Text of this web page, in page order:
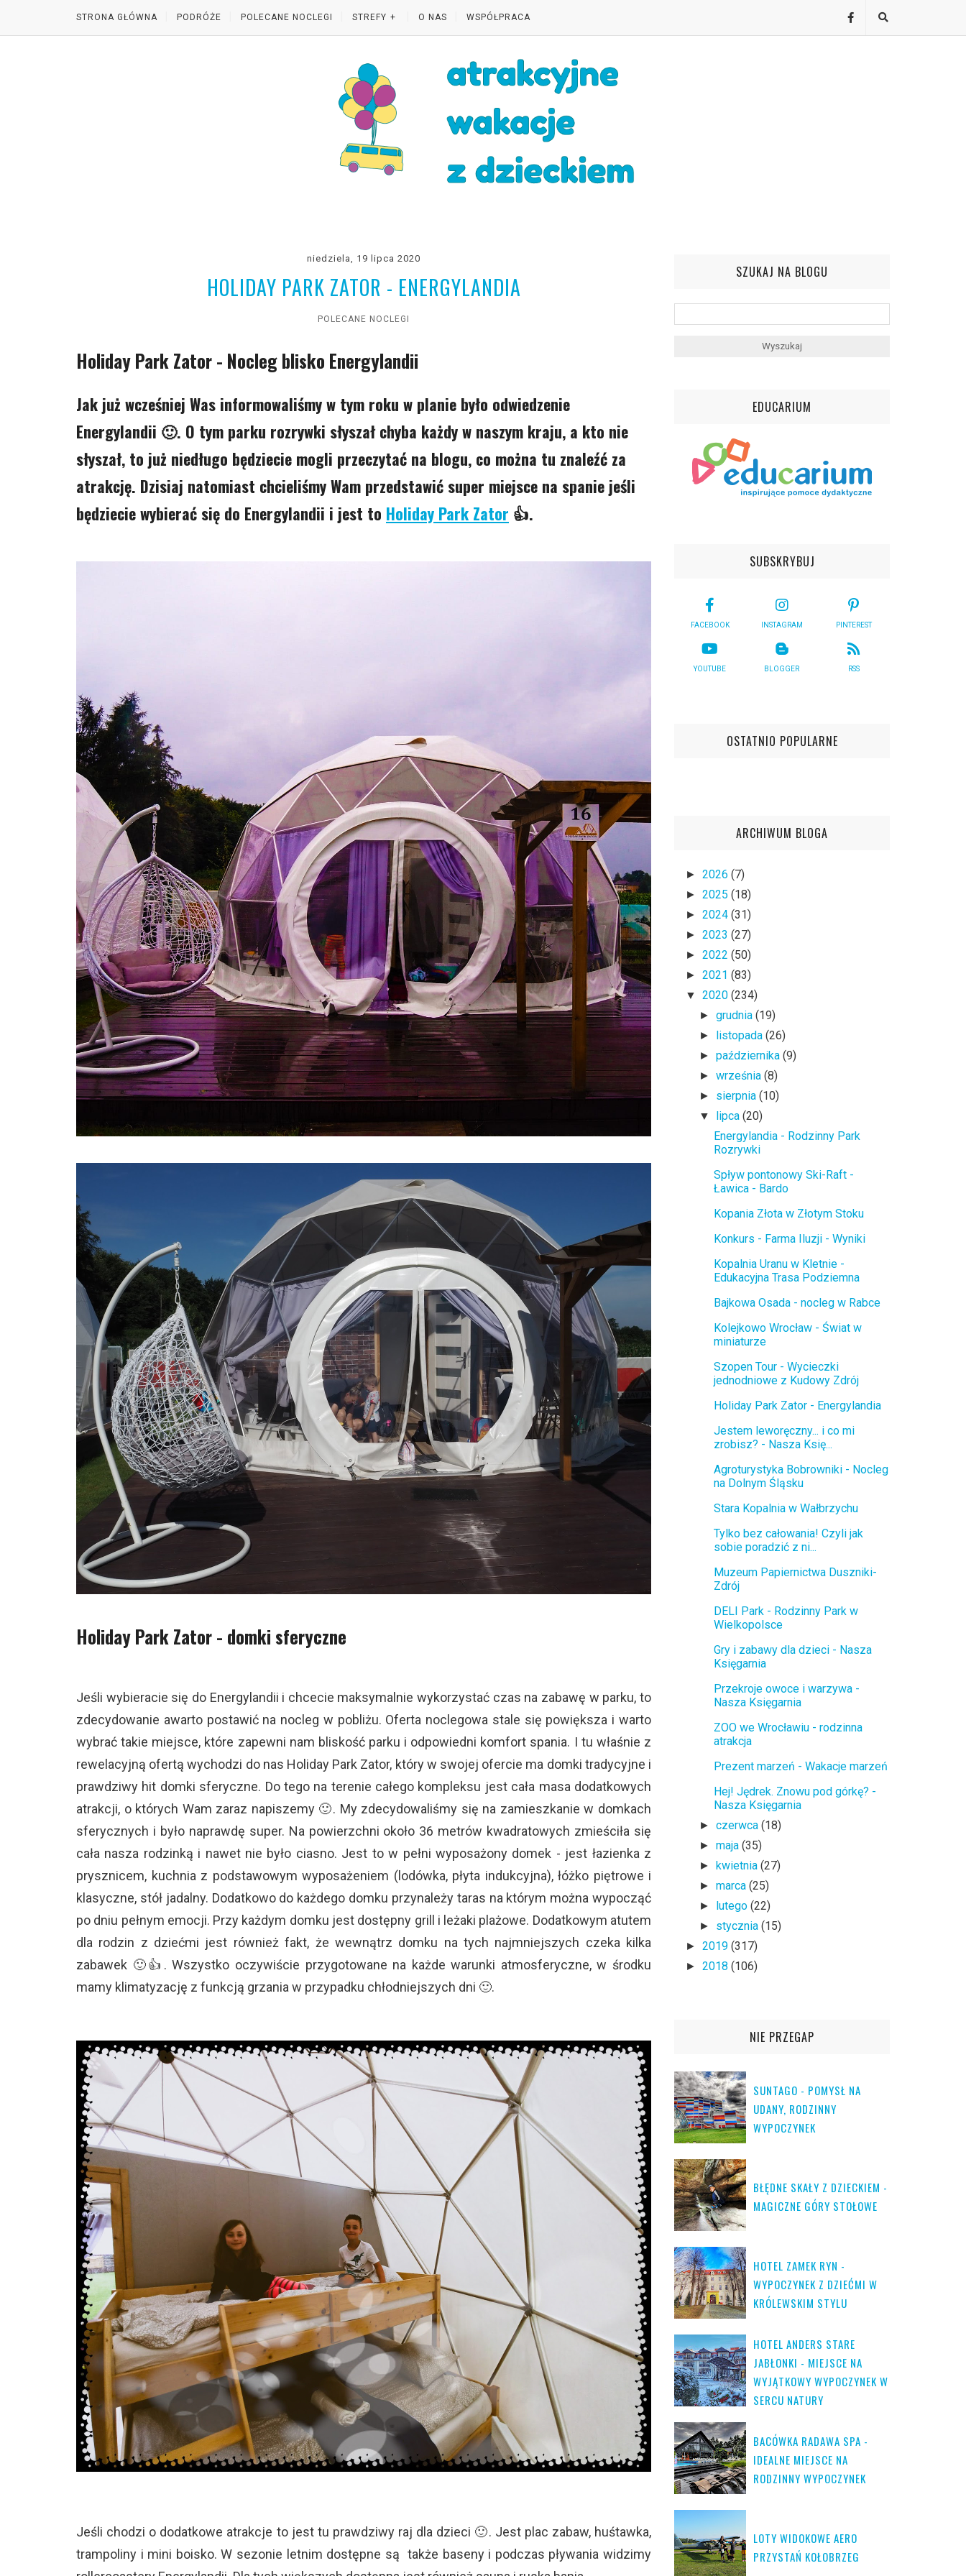
STRONA GŁÓWNA PODRÓŻE POLECANE NOCLEGI STREFY O NAS WSPÓŁPRACA
niedziela, 19 lipca 2020
HOLIDAY PARK ZATOR - ENERGYLANDIA
POLECANE NOCLEGI
Holiday Park Zator - Nocleg blisko Energylandii
Jak już wcześniej Was informowaliśmy w tym roku w planie było odwiedzenie
Energylandii 🙂. O tym parku rozrywki słyszał chyba każdy w naszym kraju, a kto nie
słyszał, to już niedługo będziecie mogli przeczytać na blogu, co można tu znaleźć za
atrakcję. Dzisiaj natomiast chcieliśmy Wam przedstawić super miejsce na spanie jeśli
będziecie wybierać się do Energylandii i jest to Holiday Park Zator 👍.
Holiday Park Zator - domki sferyczne
Jeśli wybieracie się do Energylandii i chcecie maksymalnie wykorzystać czas na zabawę w parku, to
zdecydowanie awarto postawić na nocleg w pobliżu. Oferta noclegowa stale się powiększa i warto
wybrać takie miejsce, które zapewni nam bliskość parku i odpowiedni komfort spania. I tu właśnie z
rewelacyjną ofertą wychodzi do nas Holiday Park Zator, który w swojej ofercie ma domki tradycyjne i
prawdziwy hit domki sferyczne. Do tego na terenie całego kompleksu jest cała masa dodatkowych
atrakcji, o których Wam zaraz napiszemy 🙂. My zdecydowaliśmy się na zamieszkanie w domkach
sferycznych i było naprawdę super. Na powierzchni około 36 metrów kwadratowych zmieściła się
cała nasza rodzinką i nawet nie było ciasno. Jest to w pełni wyposażony domek - jest łazienka z
prysznicem, kuchnia z podstawowym wyposażeniem (lodówka, płyta indukcyjna), łóżko piętrowe i
klasyczne, stół jadalny. Dodatkowo do każdego domku przynależy taras na którym można wypocząć
po dniu pełnym emocji. Przy każdym domku jest dostępny grill i leżaki plażowe. Dodatkowym atutem
dla rodzin z dziećmi jest również fakt, że wewnątrz domku na tych najmniejszych czeka kilka
zabawek 🙂👍. Wszystko oczywiście przygotowane na każde warunki atmosferyczne, w środku
mamy klimatyzację z funkcją grzania w przypadku chłodniejszych dni 🙂.
Jeśli chodzi o dodatkowe atrakcje to jest tu prawdziwy raj dla dzieci 🙂. Jest plac zabaw, huśtawka,
trampoliny i mini boisko. W sezonie letnim dostępne są także baseny i podczas pływania widzimy
SZUKAJ NA BLOGU
EDUCARIUM
SUBSKRYBUJ
FACEBOOK INSTAGRAM PINTEREST
YOUTUBE BLOGGER RSS
OSTATNIO POPULARNE
ARCHIWUM BLOGA
► 2026 (7)
► 2025 (18)
► 2024 (31)
► 2023 (27)
► 2022 (50)
► 2021 (83)
▼ 2020 (234)
►grudnia(19)
► listopada(26)
►października(9)
►września(8)
► sierpnia(10)
▼ lipca(20)
Energylandia - Rodzinny Park
Rozrywki
Spływ pontonowy Ski-Raft -
Ławica - Bardo
Kopania Złota w Złotym Stoku
Konkurs - Farma Iluzji - Wyniki
Kopalnia Uranu w Kletnie -
Edukacyjna Trasa Podziemna
Bajkowa Osada - nocleg w Rabce
Kolejkowo Wrocław - Świat w
miniaturze
Szopen Tour - Wycieczki
jednodniowe z Kudowy Zdrój
Holiday Park Zator - Energylandia
Jestem leworęczny... i co mi
zrobisz? - Nasza Księ...
Agroturystyka Bobrowniki - Nocleg
na Dolnym Śląsku
Stara Kopalnia w Wałbrzychu
Tylko bez całowania! Czyli jak
sobie poradzić z ni...
Muzeum Papiernictwa Duszniki-
Zdrój
DELI Park - Rodzinny Park w
Wielkopolsce
Gry i zabawy dla dzieci - Nasza
Księgarnia
Przekroje owoce i warzywa -
Nasza Księgarnia
ZOO we Wrocławiu - rodzinna
atrakcja
Prezent marzeń - Wakacje marzeń
Hej! Jędrek. Znowu pod górkę? -
Nasza Księgarnia
►czerwca(18)
►maja(35)
► kwietnia(27)
►marca(25)
► lutego(22)
► stycznia(15)
► 2019 (317)
► 2018 (106)
NIE PRZEGAP
SUNTAGO - POMYSŁ NA
UDANY, RODZINNY
WYPOCZYNEK
BŁĘDNE SKAŁY Z DZIECKIEM -
MAGICZNE GÓRY STOŁOWE
HOTEL ZAMEK RYN -
WYPOCZYNEK Z DZIEĆMI W
KRÓLEWSKIM STYLU
HOTEL ANDERS STARE
JABŁONKI - MIEJSCE NA
WYJĄTKOWY WYPOCZYNEK W
SERCU NATURY
BACÓWKA RADAWA SPA -
IDEALNE MIEJSCE NA
RODZINNY WYPOCZYNEK
LOTY WIDOKOWE AERO
PRZYSTAŃ KOŁOBRZEG